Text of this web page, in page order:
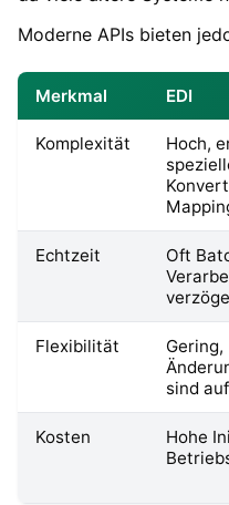
Moderne APIs bieten
Merkmal EDI
Komplexität
Hoch,
Echtzeit
Oft
Flexibilität
Gering,
sind
Kosten
Hohe